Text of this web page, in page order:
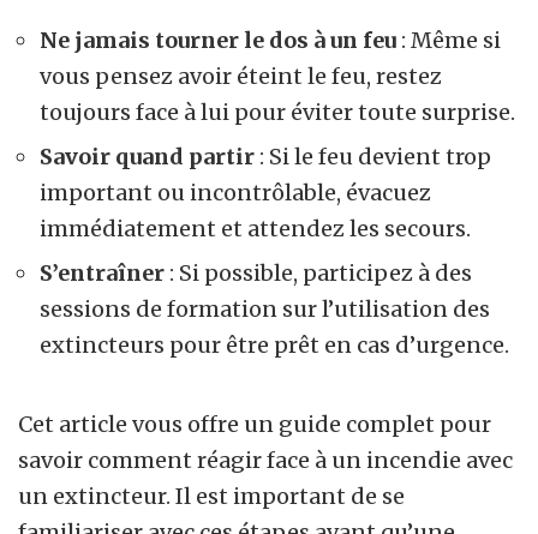
Ne jamais tourner le dos à un feu : Même si
vous pensez avoir éteint le feu, restez
toujours face à lui pour éviter toute surprise.
Savoir quand partir : Si le feu devient trop
important ou incontrôlable, évacuez
immédiatement et attendez les secours.
S’entraîner : Si possible, participez à des
sessions de formation sur l’utilisation des
extincteurs pour être prêt en cas d’urgence.
Cet article vous offre un guide complet pour
savoir comment réagir face à un incendie avec
un extincteur. Il est important de se